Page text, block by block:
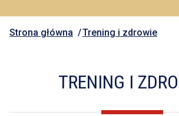
Strona główna Trening i zdrowie
TRENING I